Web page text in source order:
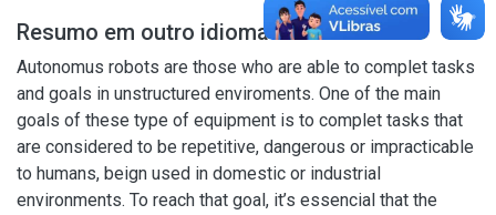
Resumo em outro idioma
Autonomus robots are those who are able to complet tasks
and goals in unstructured enviroments. One of the main
goals of these type of equipment is to complet tasks that
are considered to be repetitive, dangerous or impracticable
to humans, beign used in domestic or industrial
environments. To reach that goal, it’s essencial that the